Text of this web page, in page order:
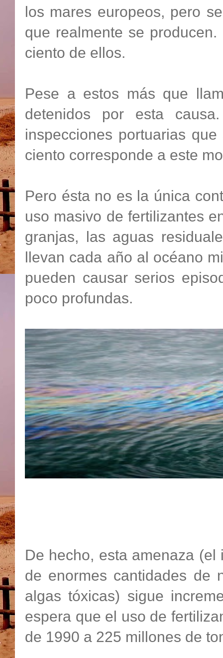
los mares europeos, pero
que realmente se
ciento de ellos.
Pese a estos más que
detenidos por esta
inspecciones portuarias
ciento corresponde a este
Pero ésta no es la única
uso masivo de fertilizantes
granjas, las aguas
llevan cada año al océano
pueden causar serios
poco profundas.
De hecho, esta amenaza
de enormes cantidades de
algas tóxicas) sigue
espera que el uso de
de 1990 a 225 millones de